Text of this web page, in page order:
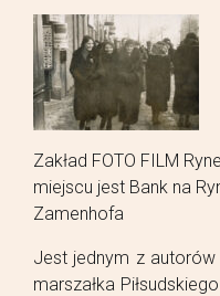
Zakład FOTO FILM
miejscu jest Bank na
Zamenhofa
Jest jednym z
marszałka